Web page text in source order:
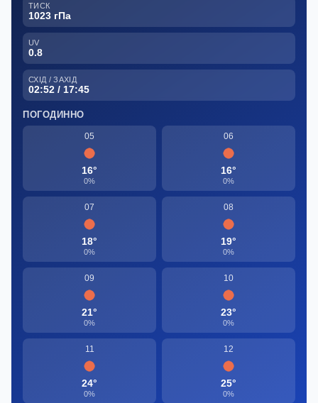
ТИСК
1023 гПа
UV
0.8
СХІД / ЗАХІД
02:52 / 17:45
ПОГОДИННО
05
16°
0%
06
16°
0%
07
18°
0%
08
19°
0%
09
21°
0%
10
23°
0%
11
24°
0%
12
25°
0%